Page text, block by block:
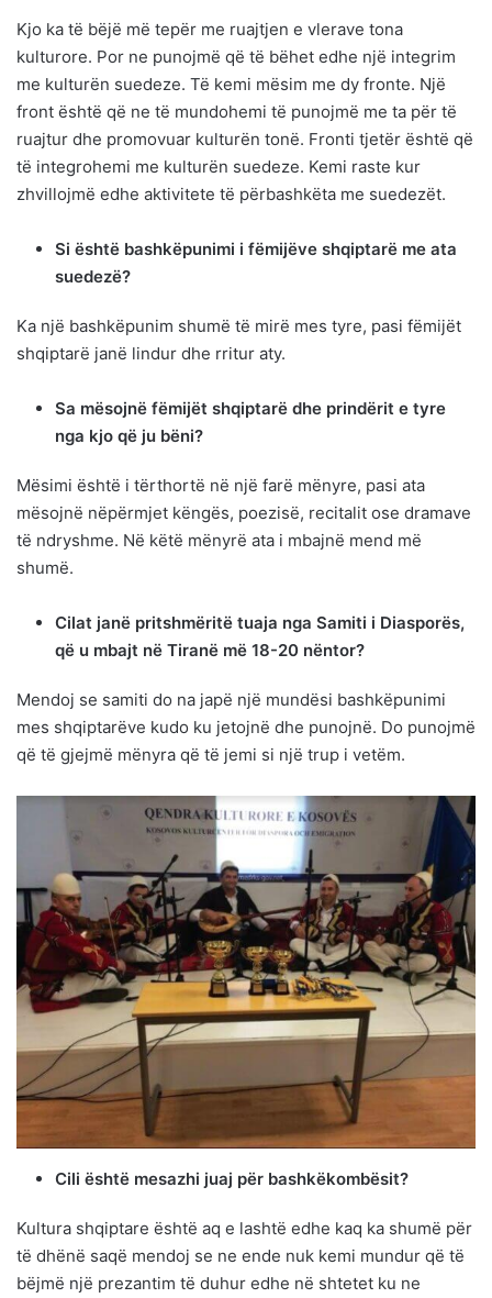
Kjo ka të bëjë më tepër me ruajtjen e vlerave tona
kulturore. Por ne punojmë që të bëhet edhe një integrim
me kulturën suedeze. Të kemi mësim me dy fronte. Një
front është që ne të mundohemi të punojmë me ta për të
ruajtur dhe promovuar kulturën tonë. Fronti tjetër është që
të integrohemi me kulturën suedeze. Kemi raste kur
zhvillojmë edhe aktivitete të përbashkëta me suedezët.
Si është bashkëpunimi i fëmijëve shqiptarë me ata
suedezë?
Ka një bashkëpunim shumë të mirë mes tyre, pasi fëmijët
shqiptarë janë lindur dhe rritur aty.
Sa mësojnë fëmijët shqiptarë dhe prindërit e tyre
nga kjo që ju bëni?
Mësimi është i tërthortë në një farë mënyre, pasi ata
mësojnë nëpërmjet këngës, poezisë, recitalit ose dramave
të ndryshme. Në këtë mënyrë ata i mbajnë mend më
shumë.
Cilat janë pritshmëritë tuaja nga Samiti i Diasporës,
që u mbajt në Tiranë më 18-20 nëntor?
Mendoj se samiti do na japë një mundësi bashkëpunimi
mes shqiptarëve kudo ku jetojnë dhe punojnë. Do punojmë
që të gjejmë mënyra që të jemi si një trup i vetëm.
Cili është mesazhi juaj për bashkëkombësit?
Kultura shqiptare është aq e lashtë edhe kaq ka shumë për
të dhënë saqë mendoj se ne ende nuk kemi mundur që të
bëjmë një prezantim të duhur edhe në shtetet ku ne